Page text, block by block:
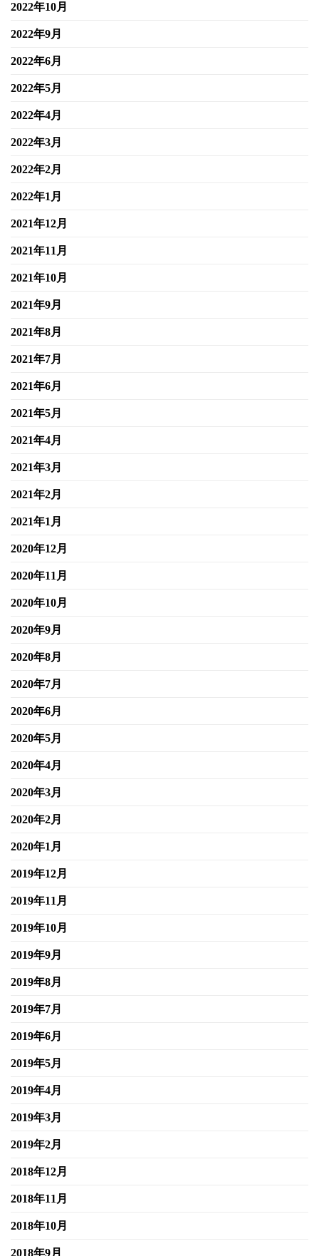
2022年10月
2022年9月
2022年6月
2022年5月
2022年4月
2022年3月
2022年2月
2022年1月
2021年12月
2021年11月
2021年10月
2021年9月
2021年8月
2021年7月
2021年6月
2021年5月
2021年4月
2021年3月
2021年2月
2021年1月
2020年12月
2020年11月
2020年10月
2020年9月
2020年8月
2020年7月
2020年6月
2020年5月
2020年4月
2020年3月
2020年2月
2020年1月
2019年12月
2019年11月
2019年10月
2019年9月
2019年8月
2019年7月
2019年6月
2019年5月
2019年4月
2019年3月
2019年2月
2018年12月
2018年11月
2018年10月
2018年9月